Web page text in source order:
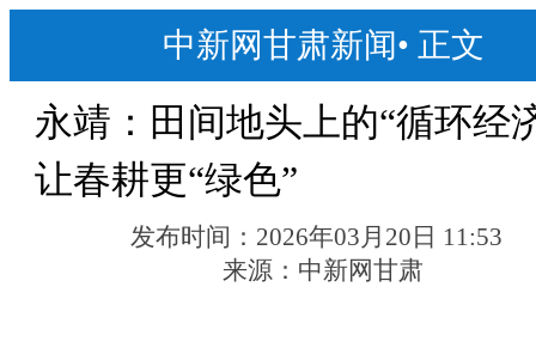
中新网甘肃新闻• 正文
永靖：田间地头上的“循环经
让春耕更“绿色”
发布时间： 2026年03月20日 11:53
来源： 中新网甘肃